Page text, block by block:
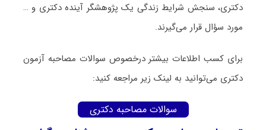
دکتری، سنجش شرایط زندگی یک پژوهشگر آینده دکتری و …
مورد سؤال قرار می‌گیرند.
برای کسب اطلاعات بیشتر درخصوص سوالات مصاحبه آزمون
دکتری می‌توانید به لینک زیر مراجعه کنید:
سوالات مصاحبه دکتری